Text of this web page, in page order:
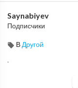
Saynabiyev
Подписчики
В Другой
.